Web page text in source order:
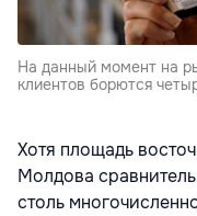
Hа данный момент на
клиентов борются
Хотя площадь
Молдова
столь